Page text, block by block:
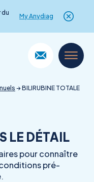
My Anydiag
→BILIRUBINE TOTALE
LE DÉTAIL
pour connaître
pré-